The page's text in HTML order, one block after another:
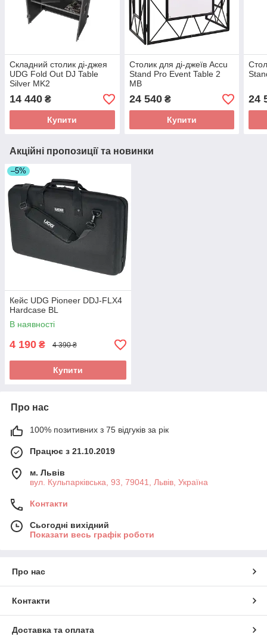
Складний столик ді-джея
UDG Fold Out DJ Table
Silver MK2
14 440 ₴
Купити
Столик для ді-джеїв Accu
Stand Pro Event Table 2
MB
24 540₴
Купити
24
Акційні пропозиції та новинки
–5%
Кейс UDG Pioneer DDJ-FLX4
Hardcase BL
В наявності
4 190 ₴ 4 390 ₴
Купити
Про нас
100% позитивних з 75 відгуків за рік
Працює з 21.10.2019
м. Львів
вул. Кульпарківська, 93, 79041, Львів, Україна
Контакти
Сьогодні вихідний
Показати весь графік роботи
Про нас
Контакти
Доставка та оплата